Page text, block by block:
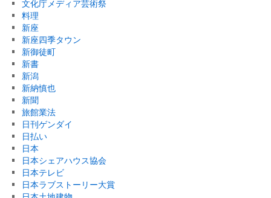
文化庁メディア芸術祭
料理
新座
新座四季タウン
新御徒町
新書
新潟
新納慎也
新聞
旅館業法
日刊ゲンダイ
日払い
日本
日本シェアハウス協会
日本テレビ
日本ラブストーリー大賞